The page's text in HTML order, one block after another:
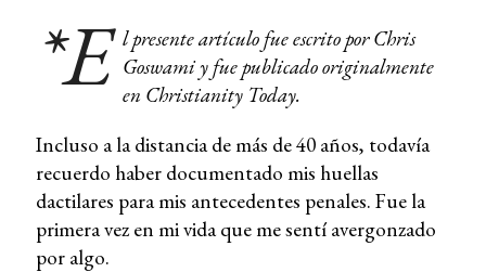
*E l presente artículo fue escrito por Chris
Goswami y fue publicado originalmente
en Christianity Today.
Incluso a la distancia de más de 40 años, todavía
recuerdo haber documentado mis huellas
dactilares para mis antecedentes penales. Fue la
primera vez en mi vida que me sentí avergonzado
por algo.